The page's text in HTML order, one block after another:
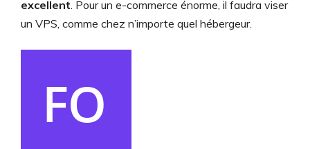
excellent . Pour un e-commerce énorme, il faudra viser
un VPS, comme chez n’importe quel hébergeur.